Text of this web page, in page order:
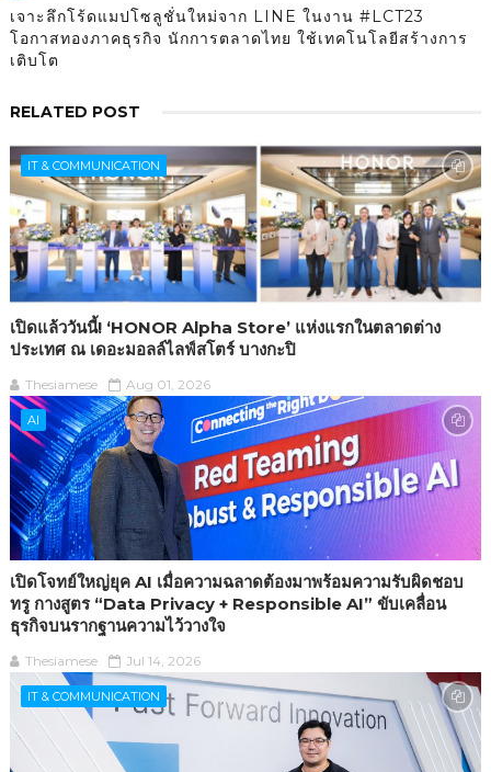
เจาะลึกโร้ดแมปโซลูชั่นใหม่จาก LINE ในงาน #LCT23
โอกาสทองภาคธุรกิจ นักการตลาดไทย ใช้เทคโนโลยีสร้างการ
เติบโต
RELATED POST
IT & COMMUNICATION
เปิดแล้ววันนี้! ‘HONOR Alpha Store’ แห่งแรกในตลาดต่าง
ประเทศ ณ เดอะมอลล์ไลฟ์สโตร์ บางกะปิ
Thesiamese Aug 01, 2026
AI
เปิดโจทย์ใหญ่ยุค AI เมื่อความฉลาดต้องมาพร้อมความรับผิดชอบ
ทรู กางสูตร “Data Privacy + Responsible AI” ขับเคลื่อน
ธุรกิจบนรากฐานความไว้วางใจ
Thesiamese Jul 14, 2026
IT & COMMUNICATION